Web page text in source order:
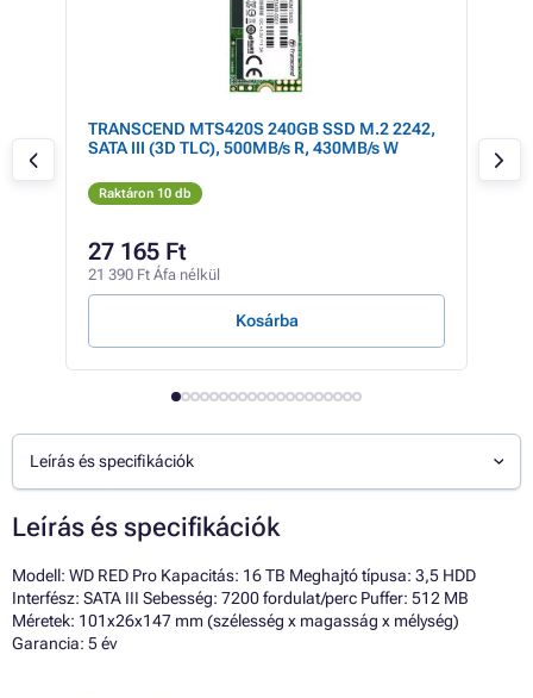
TRANSCEND MTS420S 240GB SSD M.2 2242,
SATA III (3D TLC), 500MB/s R, 430MB/s W
Raktáron 10 db
27 165 Ft
21 390 Ft Áfa nélkül
Kosárba
Leírás és specifikációk
Leírás és specifikációk
Modell: WD RED Pro Kapacitás: 16 TB Meghajtó típusa: 3,5 HDD
Interfész: SATA III Sebesség: 7200 fordulat/perc Puffer: 512 MB
Méretek: 101x26x147 mm (szélesség x magasság x mélység)
Garancia: 5 év